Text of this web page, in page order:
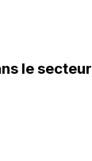
le secteur